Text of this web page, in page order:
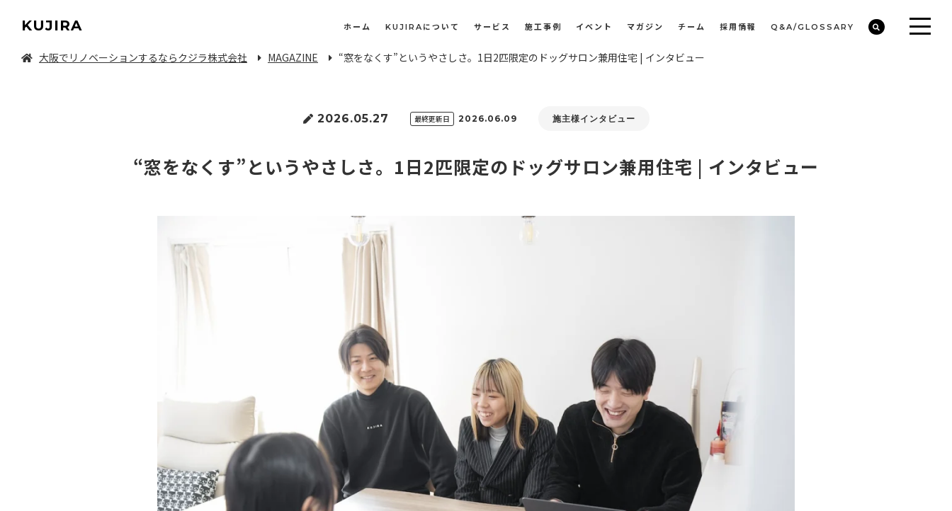
KUJIRA ホーム KUJIRAについて サービス 施工事例 イベント マガジン チーム 採用情報 Q&A/GLOSSARY
大阪でリノベーションするならクジラ株式会社 MAGAZINE “窓をなくす”というやさしさ。1日2匹限定のドッグサロン兼用住宅 | インタビュー
2026.05.27 最終更新日 2026.06.09 施主様インタビュー
“窓をなくす”というやさしさ。1日2匹限定のドッグサロン兼用住宅 | インタビュー